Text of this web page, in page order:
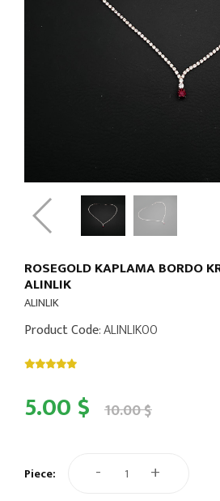
ROSEGOLD KAPLAMA BORDO
ALINLIK
ALINLIK
Product Code: ALINLIK00
5.00 $ 10.00 $
Piece: - +